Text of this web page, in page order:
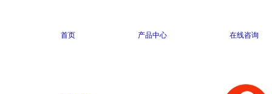
首页 产品中心 在线咨询